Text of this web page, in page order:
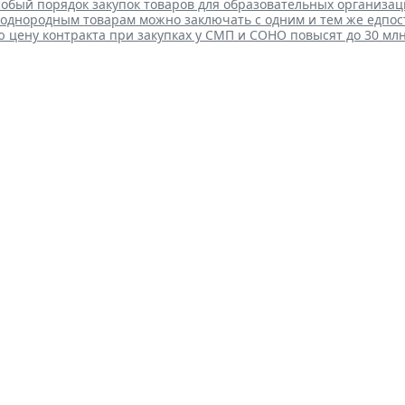
порядок закупок товаров для образовательных
однородным товарам можно заключать с одним и тем же
цену контракта при закупках у СМП и СОНО повысят до 30